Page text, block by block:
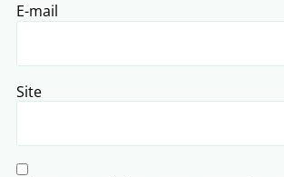
E-mail
Site